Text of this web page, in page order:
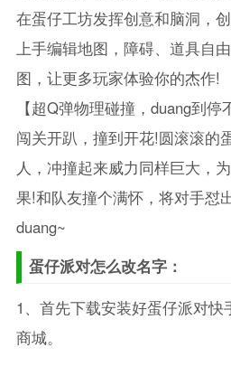
在蛋仔工坊发挥创意和脑洞，
上手编辑地图，障碍、道具自
图，让更多玩家体验你的杰作!
【超Q弹物理碰撞，duang到停
闯关开趴，撞到开花!圆滚滚的
人，冲撞起来威力同样巨大，
果!和队友撞个满怀，将对手怼
duang~
蛋仔派对怎么改名字：
1、首先下载安装好蛋仔派对
商城。